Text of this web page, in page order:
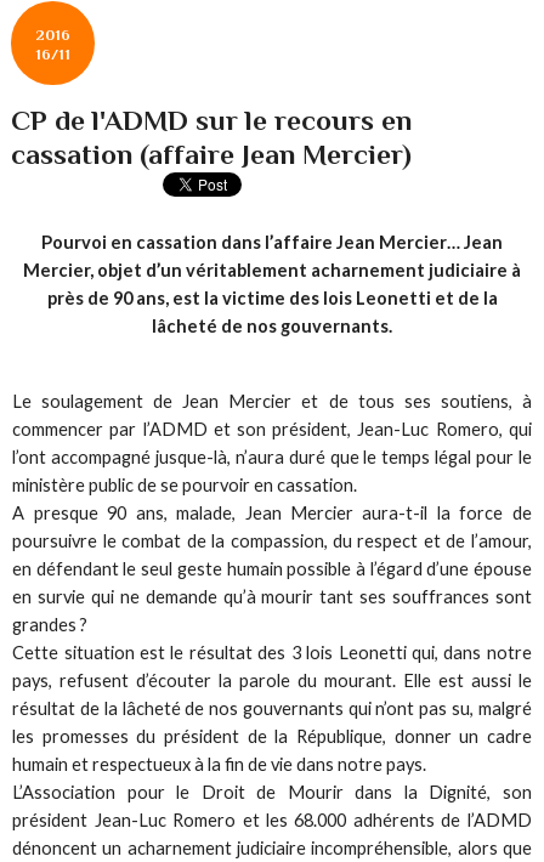
2016
16/11
CP de l'ADMD sur le recours en
cassation (affaire Jean Mercier)
Pourvoi en cassation dans l’affaire Jean Mercier… Jean
Mercier, objet d’un véritablement acharnement judiciaire à
près de 90 ans, est la victime des lois Leonetti et de la
lâcheté de nos gouvernants.
Le soulagement de Jean Mercier et de tous ses soutiens, à
commencer par l’ADMD et son président, Jean-Luc Romero, qui
l’ont accompagné jusque-là, n’aura duré que le temps légal pour le
ministère public de se pourvoir en cassation.
A presque 90 ans, malade, Jean Mercier aura-t-il la force de
poursuivre le combat de la compassion, du respect et de l’amour,
en défendant le seul geste humain possible à l’égard d’une épouse
en survie qui ne demande qu’à mourir tant ses souffrances sont
grandes ?
Cette situation est le résultat des 3 lois Leonetti qui, dans notre
pays, refusent d’écouter la parole du mourant. Elle est aussi le
résultat de la lâcheté de nos gouvernants qui n’ont pas su, malgré
les promesses du président de la République, donner un cadre
humain et respectueux à la fin de vie dans notre pays.
L’Association pour le Droit de Mourir dans la Dignité, son
président Jean-Luc Romero et les 68.000 adhérents de l’ADMD
dénoncent un acharnement judiciaire incompréhensible, alors que